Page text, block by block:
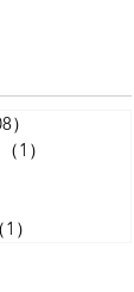
）
（1）
（1）